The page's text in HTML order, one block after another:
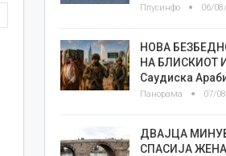
Плусинфо 06/
НОВА
НА БЛИСКИОТ
Саудиска
Панорама 07/
ДВАЈЦА
СПАСИЈА